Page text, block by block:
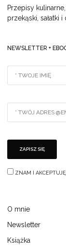
Przepisy
przekąski, sałatki i
NEWSLETTER +
ZNAM I AKCEPTUJĘ
O mnie
Newsletter
Książka